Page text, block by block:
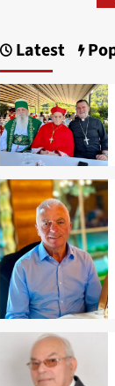
Latest